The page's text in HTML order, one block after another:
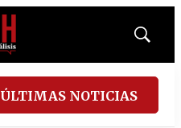
Mostrar
ÚLTIMAS NOTICIAS